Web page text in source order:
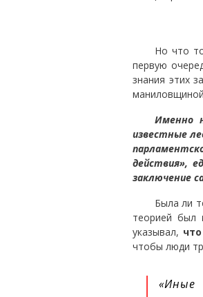
Но что
первую
знания этих
Именно
известные
действия»,
заключение
Была ли
теорией был
указывал,
чтобы люди